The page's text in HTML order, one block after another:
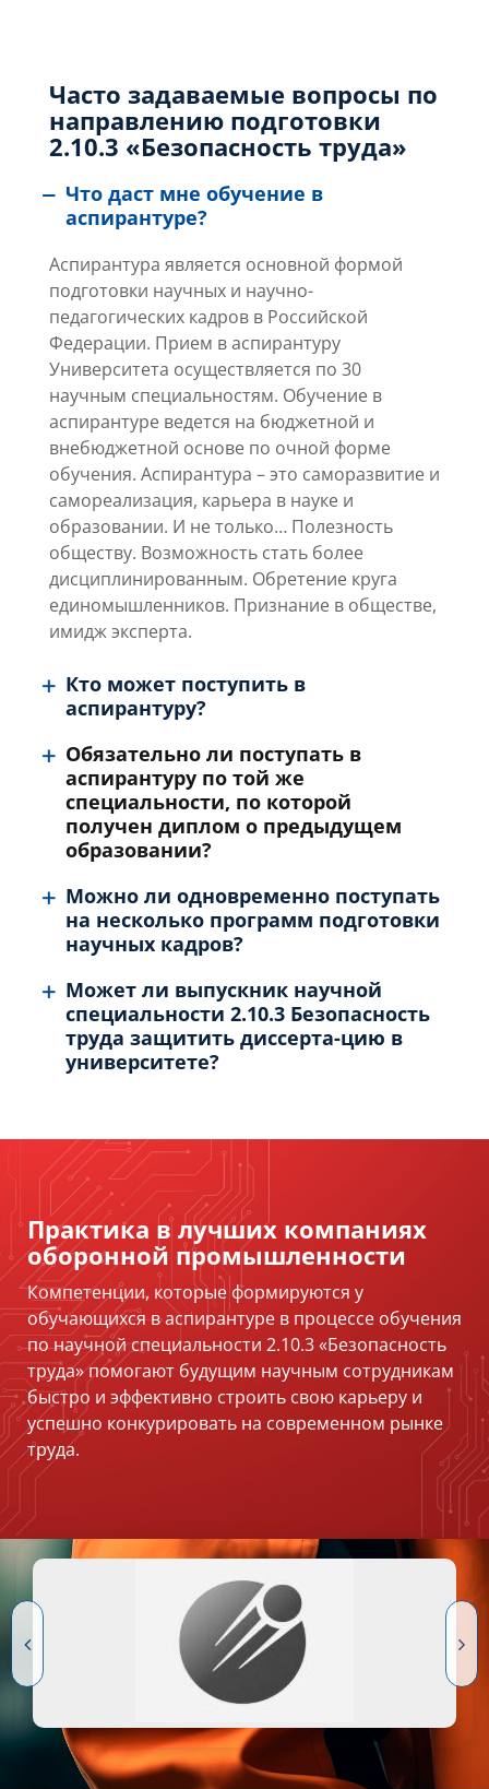
Часто задаваемые вопросы по
направлению подготовки
2.10.3 «Безопасность труда»
Что даст мне обучение в
аспирантуре?
Аспирантура является основной формой
подготовки научных и научно-
педагогических кадров в Российской
Федерации. Прием в аспирантуру
Университета осуществляется по 30
научным специальностям. Обучение в
аспирантуре ведется на бюджетной и
внебюджетной основе по очной форме
обучения. Аспирантура – это саморазвитие и
самореализация, карьера в науке и
образовании. И не только… Полезность
обществу. Возможность стать более
дисциплинированным. Обретение круга
единомышленников. Признание в обществе,
имидж эксперта.
Кто может поступить в
аспирантуру?
Обязательно ли поступать в
аспирантуру по той же
специальности, по которой
получен диплом о предыдущем
образовании?
Можно ли одновременно поступать
на несколько программ подготовки
научных кадров?
Может ли выпускник научной
специальности 2.10.3 Безопасность
труда защитить диссерта-цию в
университете?
Практика в лучших компаниях
оборонной промышленности
Компетенции, которые формируются у
обучающихся в аспирантуре в процессе обучения
по научной специальности 2.10.3 «Безопасность
труда» помогают будущим научным сотрудникам
быстро и эффективно строить свою карьеру и
успешно конкурировать на современном рынке
труда.